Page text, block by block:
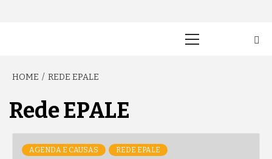
HOME REDE EPALE
Rede EPALE
AGENDA E CAUSAS REDE EPALE